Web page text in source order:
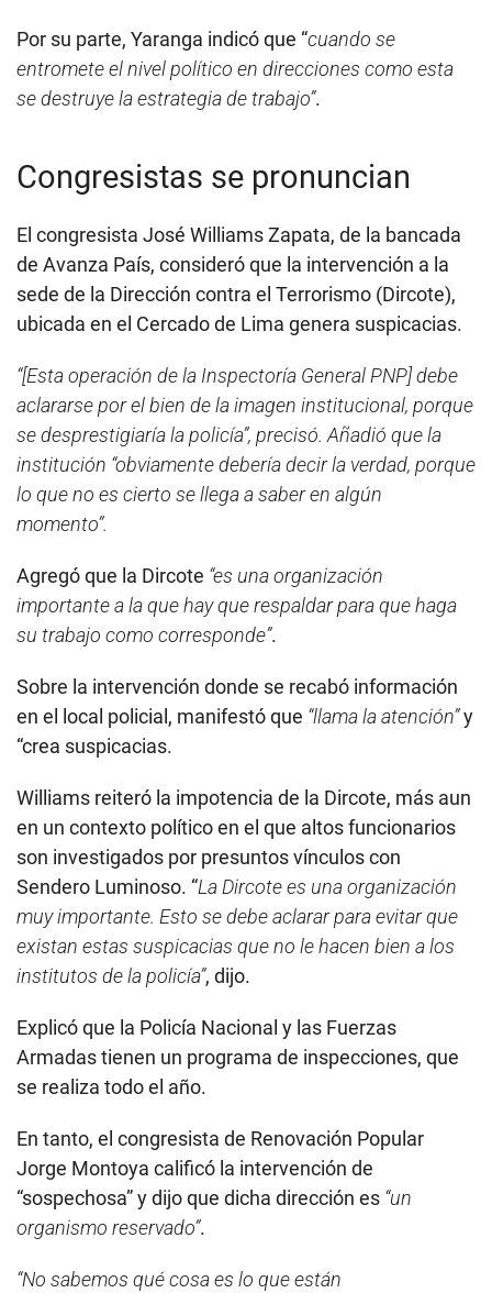
Por su parte, Yaranga indicó que “cuando se
entromete el nivel político en direcciones como esta
se destruye la estrategia de trabajo”.
Congresistas se pronuncian
El congresista José Williams Zapata, de la bancada
de Avanza País, consideró que la intervención a la
sede de la Dirección contra el Terrorismo (Dircote),
ubicada en el Cercado de Lima genera suspicacias.
“[Esta operación de la Inspectoría General PNP] debe
aclararse por el bien de la imagen institucional, porque
se desprestigiaría la policía”, precisó. Añadió que la
institución “obviamente debería decir la verdad, porque
lo que no es cierto se llega a saber en algún
momento”.
Agregó que la Dircote “es una organización
importante a la que hay que respaldar para que haga
su trabajo como corresponde”.
Sobre la intervención donde se recabó información
en el local policial, manifestó que “llama la atención”y
“crea suspicacias.
Williams reiteró la impotencia de la Dircote, más aun
en un contexto político en el que altos funcionarios
son investigados por presuntos vínculos con
Sendero Luminoso. “La Dircote es una organización
muy importante. Esto se debe aclarar para evitar que
existan estas suspicacias que no le hacen bien a los
institutos de la policía”, dijo.
Explicó que la Policía Nacional y las Fuerzas
Armadas tienen un programa de inspecciones, que
se realiza todo el año.
En tanto, el congresista de Renovación Popular
Jorge Montoya calificó la intervención de
“sospechosa” y dijo que dicha dirección es “un
organismo reservado”.
“No sabemos qué cosa es lo que están